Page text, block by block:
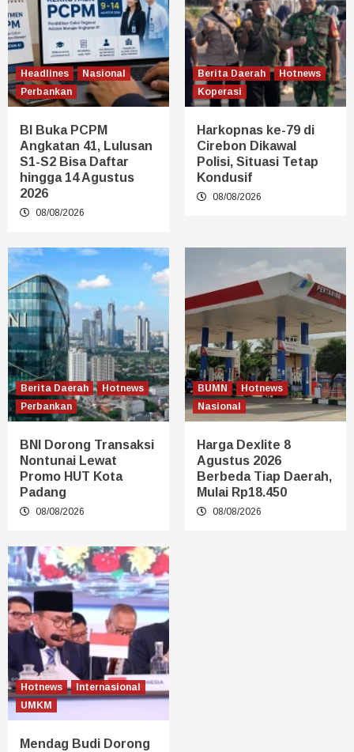
Headlines
Nasional
Perbankan
BI Buka PCPM
Angkatan 41, Lulusan
S1-S2 Bisa Daftar
hingga 14 Agustus
2026
08/08/2026
Berita Daerah
Hotnews
Koperasi
Harkopnas ke-79 di
Cirebon Dikawal
Polisi, Situasi Tetap
Kondusif
08/08/2026
Berita Daerah
Hotnews
Perbankan
BNI Dorong Transaksi
Nontunai Lewat
Promo HUT Kota
Padang
08/08/2026
BUMN
Hotnews
Nasional
Harga Dexlite 8
Agustus 2026
Berbeda Tiap Daerah,
Mulai Rp18.450
08/08/2026
Hotnews
Internasional
UMKM
Mendag Budi Dorong